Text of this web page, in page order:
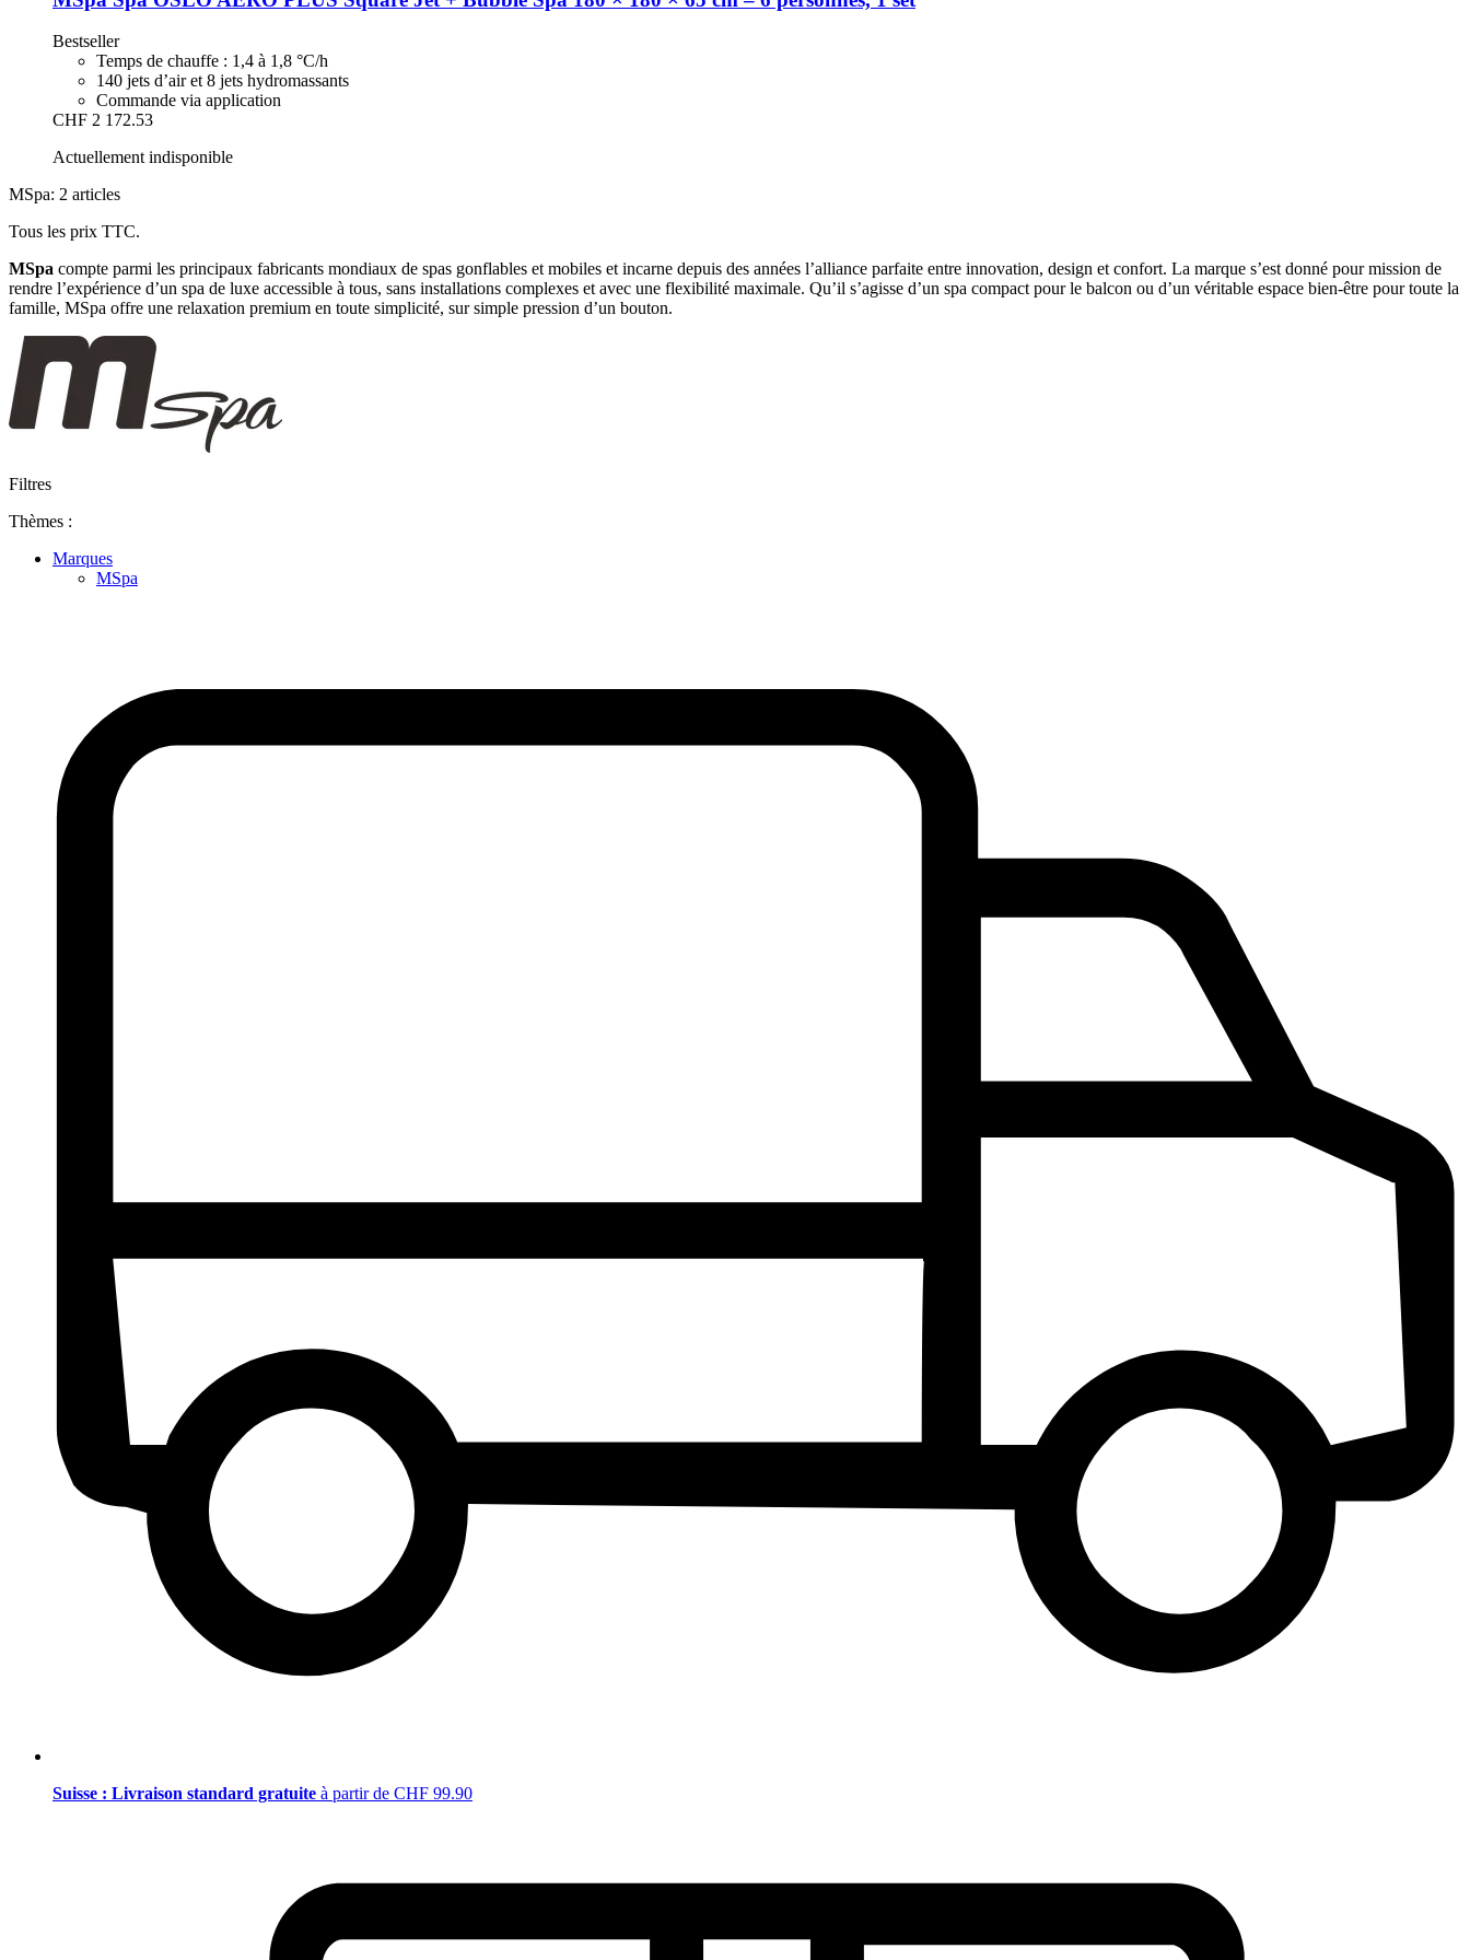
Bestseller
Temps de chauffe : 1,4 à 1,8 °C/h
140 jets d’air et 8 jets hydromassants
Commande via application
CHF 2 172.53
Actuellement indisponible
MSpa: 2 articles
Tous les prix TTC.
MSpa compte parmi les principaux fabricants mondiaux de spas gonflables et mobiles et incarne depuis des années l’alliance parfaite entre innovation, design et confort. La marque s’est donné pour mission de
rendre l’expérience d’un spa de luxe accessible à tous, sans installations complexes et avec une flexibilité maximale. Qu’il s’agisse d’un spa compact pour le balcon ou d’un véritable espace bien-être pour toute la
famille, MSpa offre une relaxation premium en toute simplicité, sur simple pression d’un bouton.
Filtres
Thèmes :
Marques
MSpa
Suisse : Livraison standard gratuite à partir de CHF 99.90